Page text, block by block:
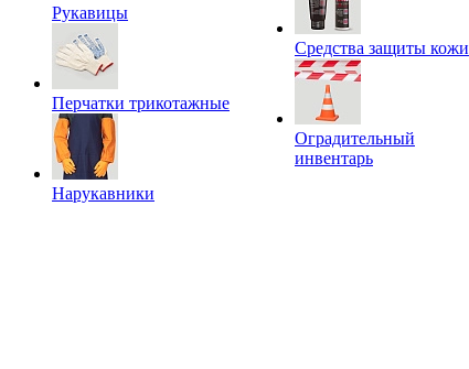
Рукавицы
Перчатки трикотажные
Нарукавники
Средства защиты кожи
Оградительный
инвентарь